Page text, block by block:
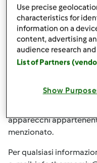
Vorwerk ha deciso di
garanzia per tutti i TM
partire dal CW 42 del
Bimby TM31 con un
124231XX
I nostri centri assitenza
apparecchi
menzionato.
Per qualsiasi
Use precise
characteristics for
information on a
content, advertising
audience research
List of Partners
Show